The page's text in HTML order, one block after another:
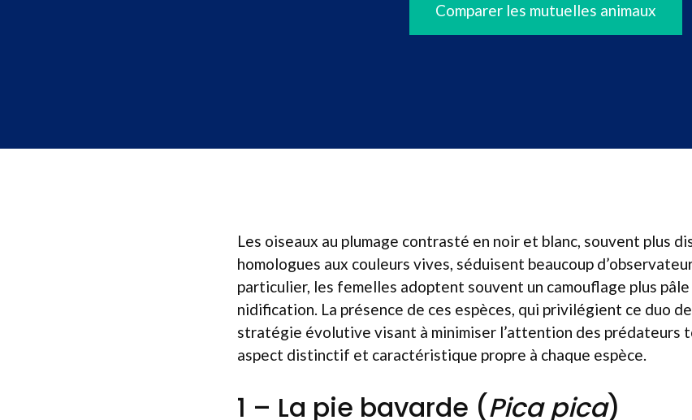
Comparer les mutuelles animaux
Les oiseaux au plumage contrasté en noir et blanc, souvent plus
homologues aux couleurs vives, séduisent beaucoup
particulier, les femelles adoptent souvent un camouflage plus
nidification. La présence de ces espèces, qui privilégient ce duo
stratégie évolutive visant à minimiser l’attention des prédateurs
aspect distinctif et caractéristique propre à chaque espèce.
1 – La pie bavarde (Pica pica)